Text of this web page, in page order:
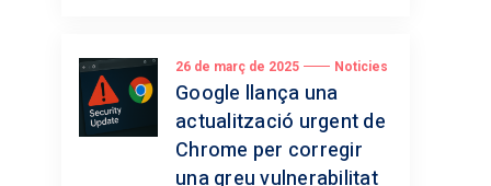
26 de març de 2025 Noticies
Google llança una
actualització urgent de
Chrome per corregir
una greu vulnerabilitat